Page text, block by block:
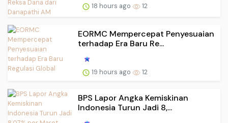
18 hours ago 12
EORMC Mempercepat Penyesuaian
terhadap Era Baru Re...
19 hours ago 12
BPS Lapor Angka Kemiskinan
Indonesia Turun Jadi 8,...